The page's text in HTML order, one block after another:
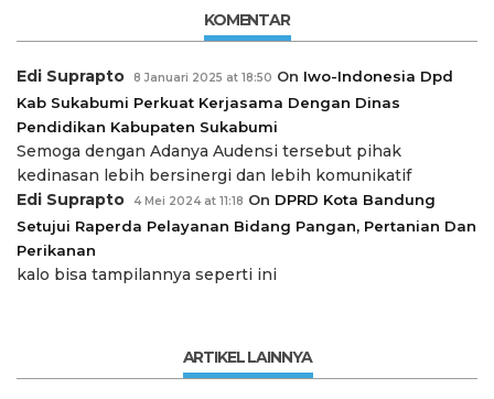
KOMENTAR
Edi Suprapto 8 Januari 2025 at 18:50 On Iwo-Indonesia Dpd
Kab Sukabumi Perkuat Kerjasama Dengan Dinas
Pendidikan Kabupaten Sukabumi
Semoga dengan Adanya Audensi tersebut pihak
kedinasan lebih bersinergi dan lebih komunikatif
Edi Suprapto
4 Mei 2024 at 11:18 On DPRD Kota Bandung
Setujui Raperda Pelayanan Bidang Pangan, Pertanian Dan
Perikanan
kalo bisa tampilannya seperti ini
ARTIKEL LAINNYA